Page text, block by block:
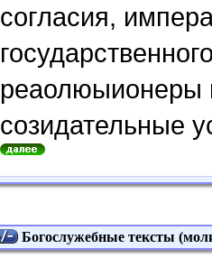
согласия,
реаолюыионеры
созидательные
Богослужебные тексты